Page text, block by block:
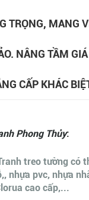
TRỌNG, MANG
NÂNG TẦM
CẤP KHÁC
Phong Thủy:
treo tường có
nhựa pvc, nhựa
cao cấp,...